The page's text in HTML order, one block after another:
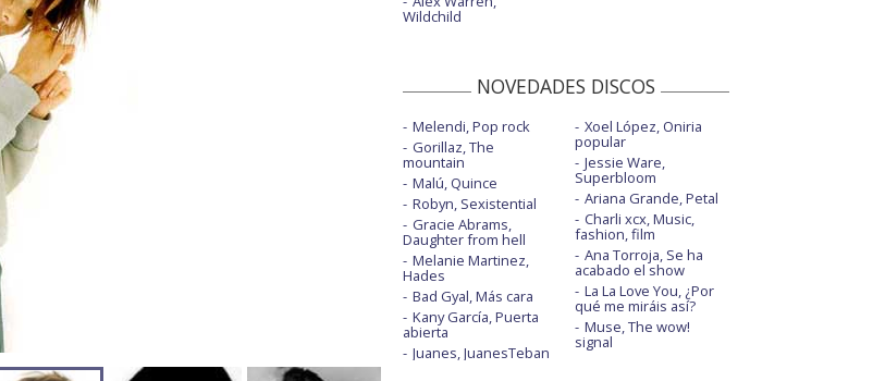
Wildchild
NOVEDADES DISCOS
Melendi, Pop rock
Gorillaz, The
mountain
Malú, Quince
Robyn, Sexistential
Gracie Abrams,
Daughter from hell
Melanie Martinez,
Hades
Bad Gyal, Más cara
Kany García, Puerta
abierta
Juanes, JuanesTeban
Xoel López, Oniria
popular
Jessie Ware,
Superbloom
Ariana Grande, Petal
Charli xcx, Music,
fashion, film
Ana Torroja, Se ha
acabado el show
La La Love You, ¿Por
qué me miráis así?
Muse, The wow!
signal